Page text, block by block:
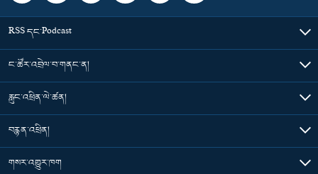
RSS དང་Podcast
ང་ཚོར་འབྲེལ་བ་གནང་ན།
རླུང་འཕྲིན་ལེ་ཚན།
བརྙན་འཕྲིན།
གསར་འགྱུར་ཁག